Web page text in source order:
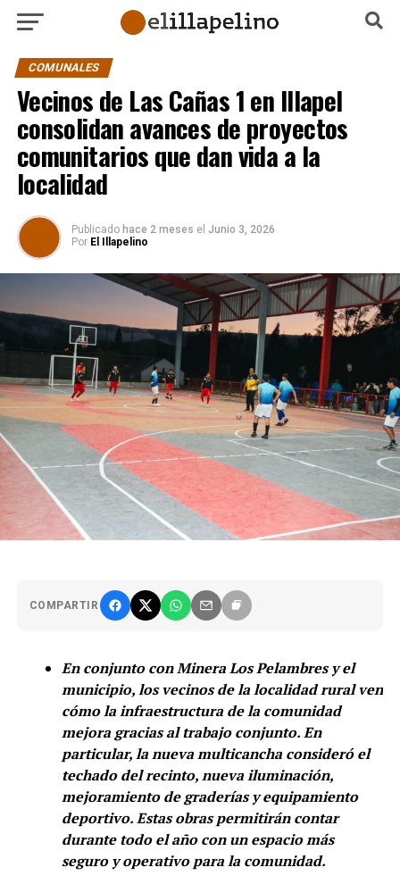
COMUNALES
Vecinos de Las Cañas 1 en Illapel
consolidan avances de proyectos
comunitarios que dan vida a la
localidad
Publicado hace 2 meses el Junio 3, 2026
Por El Illapelino
COMPARTIR
En conjunto con Minera Los Pelambres y el
municipio, los vecinos de la localidad rural ven
cómo la infraestructura de la comunidad
mejora gracias al trabajo conjunto. En
particular, la nueva multicancha consideró el
techado del recinto, nueva iluminación,
mejoramiento de graderías y equipamiento
deportivo. Estas obras permitirán contar
durante todo el año con un espacio más
seguro y operativo para la comunidad.